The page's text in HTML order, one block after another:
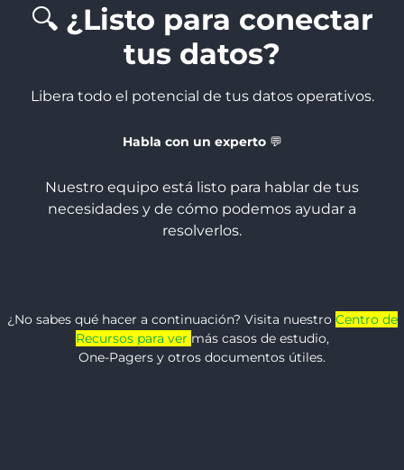
🔍 ¿Listo para conectar
tus datos?
Libera todo el potencial de tus datos operativos.
Habla con un experto💬
Nuestro equipo está listo para hablar de tus
necesidades y de cómo podemos ayudar a
resolverlos.
¿No sabes qué hacer a continuación? Visita nuestro Centro de
Recursospara ver más casos de estudio,
One-Pagers y otros documentos útiles.